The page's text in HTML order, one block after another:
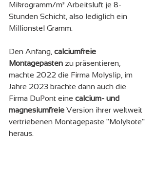
Mikrogramm/m³ Arbeitsluft je 8-
Stunden Schicht, also lediglich ein
Millionstel Gramm.
Den Anfang, calciumfreie
Montagepasten zu präsentieren,
machte 2022 die Firma Molyslip, im
Jahre 2023 brachte dann auch die
Firma DuPont eine calcium- und
magnesiumfreie Version ihrer weltweit
vertriebenen Montagepaste "Molykote"
heraus.